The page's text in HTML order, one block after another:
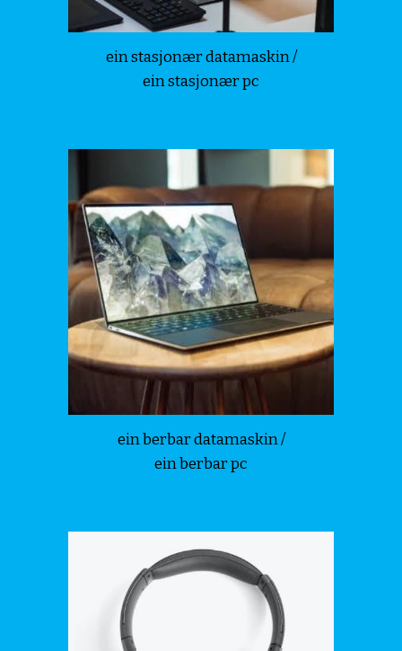
ein stasjonær datamaskin /
ein stasjonær pc
ein berbar datamaskin /
ein berbar pc